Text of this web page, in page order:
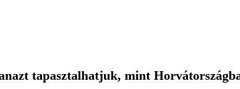
tapasztalhatjuk, mint